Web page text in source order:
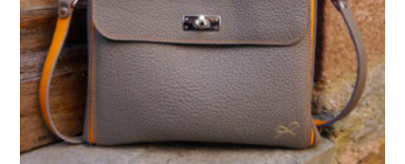
choisies
sur
la
page
du
produit